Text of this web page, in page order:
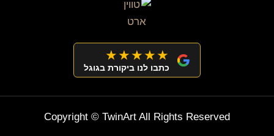
★★★★★
כתבו לנו ביקורת בגוגל
Copyright © TwinArt All Rights Reserved